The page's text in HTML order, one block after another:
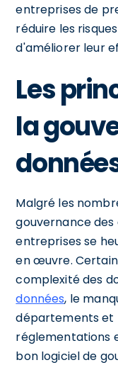
entreprises de
réduire les
d'améliorer leur
Les
la
Malgré les
gouvernance des
entreprises se
en œuvre.
complexité des
données, le
départements et
réglementations
bon logiciel de